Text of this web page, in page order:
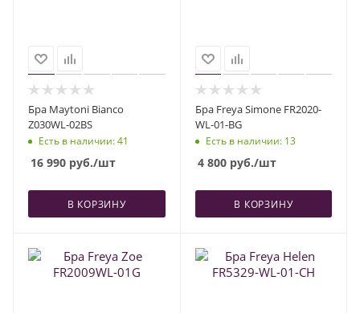
Бра Maytoni Bianco
Z030WL-02BS
Есть в наличии: 41
16 990 руб./шт
В КОРЗИНУ
Бра Freya Simone FR2020-
WL-01-BG
Есть в наличии: 13
4 800руб./шт
В КОРЗИНУ